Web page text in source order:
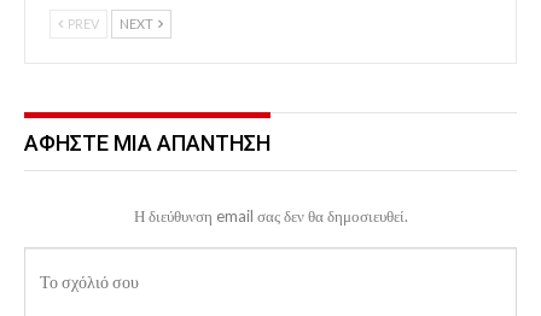
PREV NEXT
ΑΦΉΣΤΕ ΜΙΑ ΑΠΆΝΤΗΣΗ
Η διεύθυνση email σας δεν θα δημοσιευθεί.